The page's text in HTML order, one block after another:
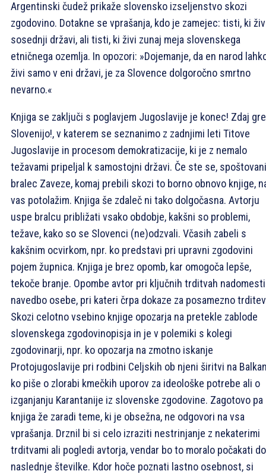
Argentinski čudež prikaže slovensko izseljenstvo skozi
zgodovino. Dotakne se vprašanja, kdo je zamejec: tisti, ki
sosednji državi, ali tisti, ki živi zunaj meja slovenskega
etničnega ozemlja. In opozori: »Dojemanje, da en narod
živi samo v eni državi, je za Slovence dolgoročno smrtno
nevarno.«
Knjiga se zaključi s poglavjem Jugoslavije je konec! Zdaj
Slovenijo!, v katerem se seznanimo z zadnjimi leti Titove
Jugoslavije in procesom demokratizacije, ki je z nemalo
težavami pripeljal k samostojni državi. Če ste se, spoštovani
bralec Zaveze, komaj prebili skozi to borno obnovo knjige,
vas potolažim. Knjiga še zdaleč ni tako dolgočasna. Avtorju
uspe bralcu približati vsako obdobje, kakšni so problemi,
težave, kako so se Slovenci (ne)odzvali. Včasih zabeli s
kakšnim ocvirkom, npr. ko predstavi pri upravni zgodovini
pojem župnica. Knjiga je brez opomb, kar omogoča lepše,
tekoče branje. Opombe avtor pri ključnih trditvah
navedbo osebe, pri kateri črpa dokaze za posamezno
Skozi celotno vsebino knjige opozarja na pretekle zablode
slovenskega zgodovinopisja in je v polemiki s kolegi
zgodovinarji, npr. ko opozarja na zmotno iskanje
Protojugoslavije pri rodbini Celjskih ob njeni širitvi na
ko piše o zlorabi kmečkih uporov za ideološke potrebe ali o
izganjanju Karantanije iz slovenske zgodovine. Zagotovo pa
knjiga že zaradi teme, ki je obsežna, ne odgovori na vsa
vprašanja. Drznil bi si celo izraziti nestrinjanje z nekaterimi
trditvami ali pogledi avtorja, vendar bo to moralo počakati do
naslednje številke. Kdor hoče poznati lastno osebnost, si